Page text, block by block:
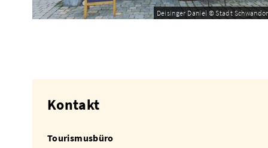
Deisinger Daniel © Stadt
Kontakt
Tourismusbüro